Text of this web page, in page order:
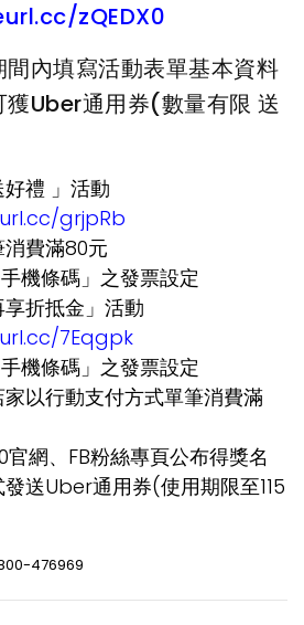
zQEDX0
內填寫活動表單基本資料
獲Uber通用券(數量有限 送
禮 」活動
grjpRb
費滿80元
機條碼」之發票設定
折抵金」活動
7Eqgpk
機條碼」之發票設定
以行動支付方式單筆消費滿
官網、FB粉絲專頁公布得獎名
送Uber通用券(使用期限至115
476969